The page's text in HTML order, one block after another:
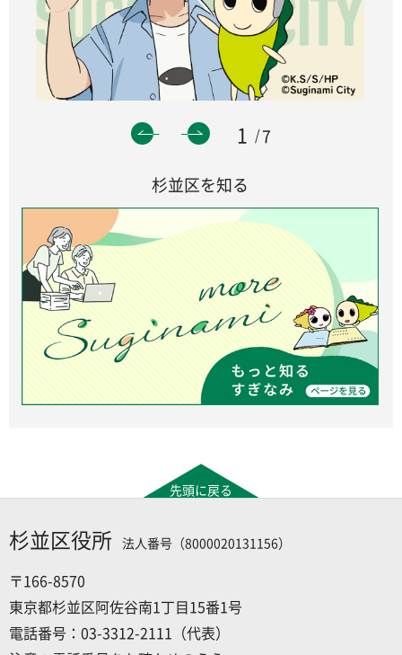
1
7
杉並区を知る
先頭に戻る
杉並区役所 法人番号（8000020131156）
〒166-8570
東京都杉並区阿佐谷南1丁目15番1号
電話番号：03-3312-2111（代表）